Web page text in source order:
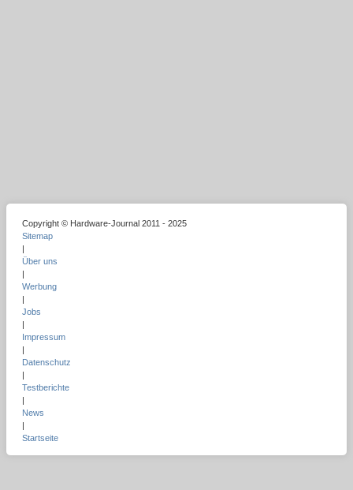
Copyright © Hardware-Journal 2011 - 2025
Sitemap
|
Über uns
|
Werbung
|
Jobs
|
Impressum
|
Datenschutz
|
Testberichte
|
News
|
Startseite